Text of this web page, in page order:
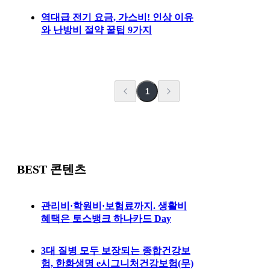
역대급 전기 요금, 가스비! 인상 이유
와 난방비 절약 꿀팁 9가지
1
BEST 콘텐츠
관리비·학원비·보험료까지. 생활비
혜택은 토스뱅크 하나카드 Day
3대 질병 모두 보장되는 종합건강보
험, 한화생명 e시그니처건강보험(무)